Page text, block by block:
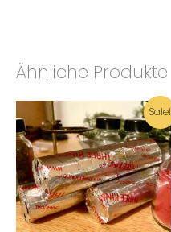
Ähnliche Produkte
Sale!
Ursprünglicher
Preis
war:
5,00 €
Aktueller
Preis
ist:
3,00 €.